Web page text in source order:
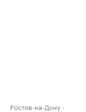
Ростов-на-Дону